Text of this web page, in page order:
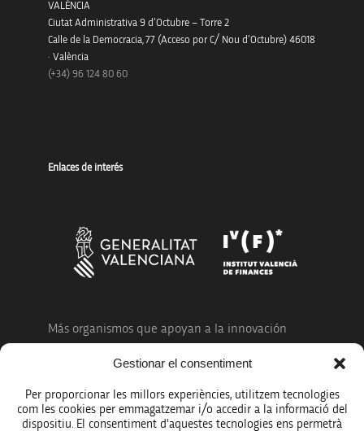
Gestionar el consentiment
Per proporcionar les millors experiències, utilitzem tecnologies
com les cookies per emmagatzemar i/o accedir a la informació del
dispositiu. El consentiment d'aquestes tecnologies ens permetrà
VALÈNCIA
Ciutat Administrativa 9 d’Octubre – Torre 2
Calle de la Democracia, 77 (Acceso por C/ Nou d’Octubre) 46018
· València
(+34) 96 124 80 60
Enlaces de interés
Más organismos que apoyan a la innovación
Avíso legal